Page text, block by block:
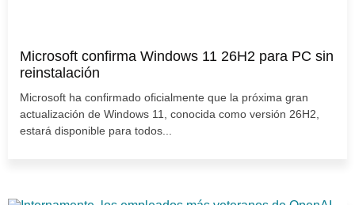
Microsoft confirma Windows 11 26H2 para PC sin
reinstalación
Microsoft ha confirmado oficialmente que la próxima gran
actualización de Windows 11, conocida como versión 26H2,
estará disponible para todos...